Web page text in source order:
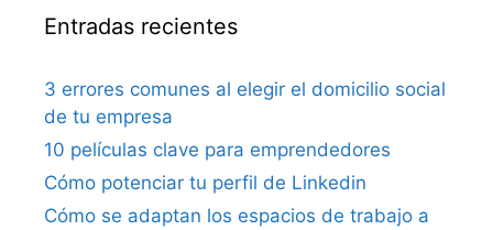
Entradas recientes
3 errores comunes al elegir el domicilio social
de tu empresa
10 películas clave para emprendedores
Cómo potenciar tu perfil de Linkedin
Cómo se adaptan los espacios de trabajo a